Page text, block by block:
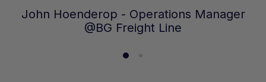
John Hoenderop - Operations Manager
@BG Freight Line